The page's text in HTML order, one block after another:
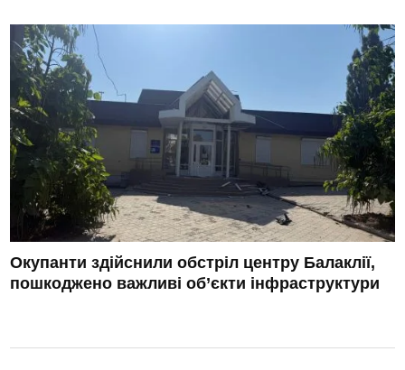
Окупанти здійснили обстріл центру Балаклії,
пошкоджено важливі об’єкти інфраструктури